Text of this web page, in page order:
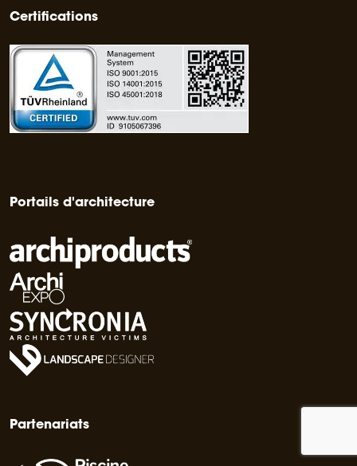
Certifications
Portails d'architecture
Partenariats